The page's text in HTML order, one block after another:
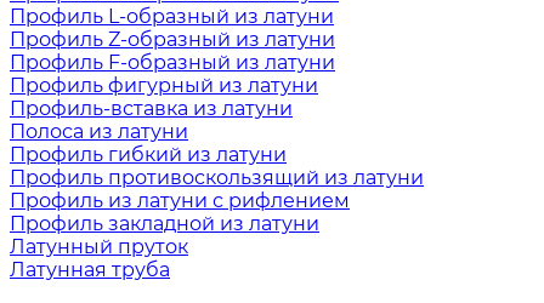
Профиль L-образный из латуни
Профиль Z-образный из латуни
Профиль F-образный из латуни
Профиль фигурный из латуни
Профиль-вставка из латуни
Полоса из латуни
Профиль гибкий из латуни
Профиль противоскользящий из латуни
Профиль из латуни с рифлением
Профиль закладной из латуни
Латунный пруток
Латунная труба